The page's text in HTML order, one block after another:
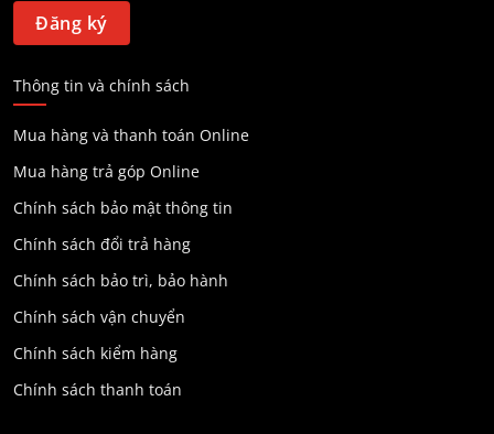
Thông tin và chính sách
Mua hàng và thanh toán Online
Mua hàng trả góp Online
Chính sách bảo mật thông tin
Chính sách đổi trả hàng
Chính sách bảo trì, bảo hành
Chính sách vận chuyển
Chính sách kiểm hàng
Chính sách thanh toán